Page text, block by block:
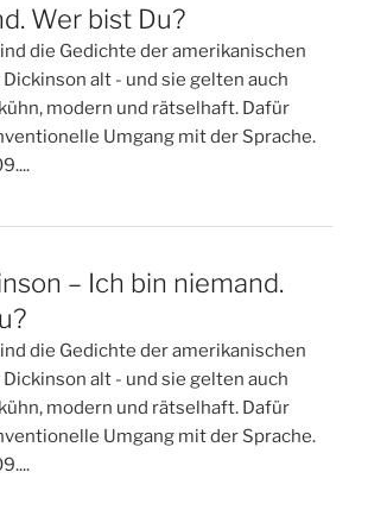
Wer bist Du?
die Gedichte der amerikanischen
alt - und sie gelten auch
modern und rätselhaft. Dafür
Umgang mit der Sprache.
– Ich bin niemand.
die Gedichte der amerikanischen
alt - und sie gelten auch
modern und rätselhaft. Dafür
Umgang mit der Sprache.